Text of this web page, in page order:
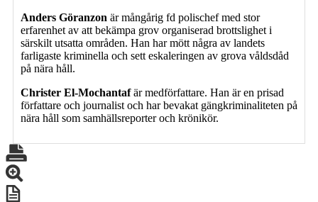
Anders Göranzon är mångårig fd polischef med stor
erfarenhet av att bekämpa grov organiserad brottslighet i
särskilt utsatta områden. Han har mött några av landets
farligaste kriminella och sett eskaleringen av grova våldsdåd
på nära håll.
Christer El-Mochantafär medförfattare. Han är en prisad
författare och journalist och har bevakat gängkriminaliteten på
nära håll som samhällsreporter och krönikör.